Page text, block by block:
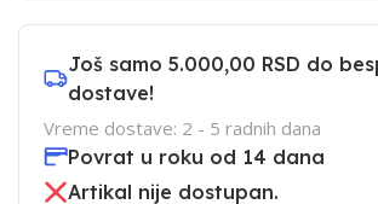
Još samo 5.000,00 RSD do
dostave!
Vreme dostave: 2 - 5 radnih dana
Povrat u roku od 14 dana
Artikal nije dostupan.